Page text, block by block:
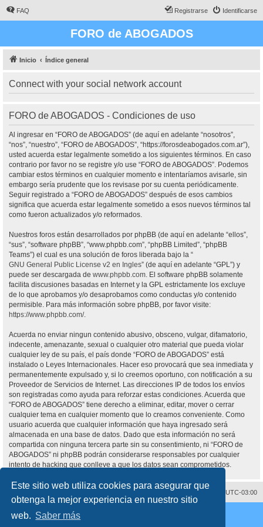
Este sitio web utiliza cookies para asegurar que
obtenga la mejor experiencia en nuestro sitio
web. Saber más
FAQ Identificarse
Registrarse
FORO de ABOGADOS
Inicio Índice general
Connect with your social network account
FORO de ABOGADOS - Condiciones de uso
Al ingresar en “FORO de ABOGADOS” (de aquí en adelante “nosotros”,
“nos”, “nuestro”, “FORO de ABOGADOS”, “https://forosdeabogados.com.ar”),
usted acuerda estar legalmente sometido a los siguientes términos. En caso
contrario por favor no se registre y/o use “FORO de ABOGADOS”. Podemos
cambiar estos términos en cualquier momento e intentaríamos avisarle, sin
embargo sería prudente que los revisase por su cuenta periódicamente.
Seguir registrado a “FORO de ABOGADOS” después de esos cambios
significa que acuerda estar legalmente sometido a esos nuevos términos tal
como fueron actualizados y/o reformados.
Nuestros foros están desarrollados por phpBB (de aquí en adelante “ellos”,
“sus”, “software phpBB”, “www.phpbb.com”, “phpBB Limited”, “phpBB
Teams”) el cual es una solución de foros liberada bajo la “
GNU General Public License v2 en Ingles” (de aquí en adelante “GPL”) y
puede ser descargada de www.phpbb.com. El software phpBB solamente
facilita discusiones basadas en Internet y la GPL estrictamente los excluye
de lo que aprobamos y/o desaprobamos como conductas y/o contenido
permisible. Para más información sobre phpBB, por favor visite:
https://www.phpbb.com/.
Acuerda no enviar ningun contenido abusivo, obsceno, vulgar, difamatorio,
indecente, amenazante, sexual o cualquier otro material que pueda violar
cualquier ley de su país, el país donde “FORO de ABOGADOS” está
instalado o Leyes Internacionales. Hacer eso provocará que sea inmediata y
permanentemente expulsado y, si lo creemos oportuno, con notificación a su
Proveedor de Servicios de Internet. Las direcciones IP de todos los envíos
son registradas como ayuda para reforzar estas condiciones. Acuerda que
“FORO de ABOGADOS” tiene derecho a eliminar, editar, mover o cerrar
cualquier tema en cualquier momento que lo creamos conveniente. Como
usuario acuerda que cualquier información que haya ingresado será
almacenada en una base de datos. Dado que esta información no será
compartida con ninguna tercera parte sin su consentimiento, ni “FORO de
ABOGADOS” ni phpBB podrán considerarse responsables por cualquier
intento de hacking que conlleve a que los datos sean comprometidos.
Todos los horarios son UTC-03:00
Borrar cookies
Desarrollado por
® Forum Software © phpBB Limited
Traducción al español porphpBB España